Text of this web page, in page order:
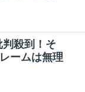
殺到！そ
ームは無理